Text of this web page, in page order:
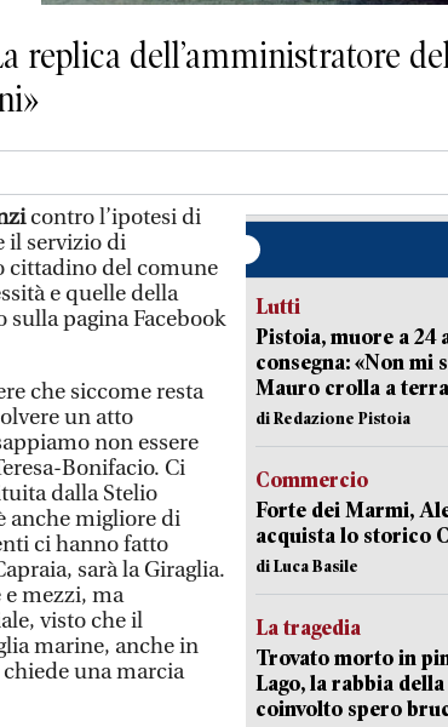
replica dell’amministratore
contro l’ipotesi di
il servizio di
cittadino del comune
e quelle della
pagina Facebook
che siccome resta
un atto
non essere
Bonifacio. Ci
dalla Stelio
anche migliore di
ci hanno fatto
sarà la Giraglia.
mezzi, ma
visto che il
marine, anche in
una marcia
Lutti
Pistoia, muore a 24
consegna: «Non mi
Mauro crolla a terra
di Redazione Pistoia
Commercio
Forte dei Marmi,
acquista lo storico
di Luca Basile
La tragedia
Trovato morto in
Lago, la rabbia
coinvolto spero